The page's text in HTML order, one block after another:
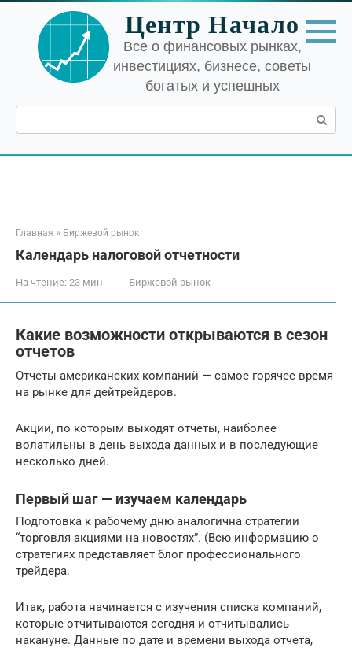
Перейти
контенту
Центр Начало
Все о финансовых рынках,
инвестициях, бизнесе, советы
богатых и успешных
Поиск:
Главная » Биржевой рынок
Календарь налоговой отчетности
На чтение: 23 мин Биржевой рынок
Какие возможности открываются в сезон
отчетов
Отчеты американских компаний — самое горячее время
на рынке для дейтрейдеров.
Акции, по которым выходят отчеты, наиболее
волатильны в день выхода данных и в последующие
несколько дней.
Первый шаг — изучаем календарь
Подготовка к рабочему дню аналогична стратегии
“торговля акциями на новостях”. (Всю информацию о
стратегиях представляет блог профессионального
трейдера.
Итак, работа начинается с изучения списка компаний,
которые отчитываются сегодня и отчитывались
накануне. Данные по дате и времени выхода отчета,